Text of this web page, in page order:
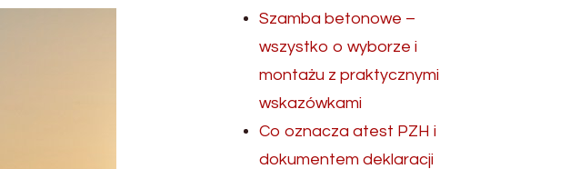
Szamba betonowe –
wszystko o wyborze i
montażu z praktycznymi
wskazówkami
Co oznacza atest PZH i
dokumentem deklaracji